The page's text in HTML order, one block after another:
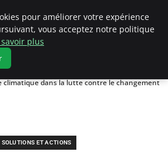
climatique dans la lutte contre le changement
SOLUTIONS ET ACTIONS
pour améliorer votre expérience
vous acceptez notre politique
savoir plus